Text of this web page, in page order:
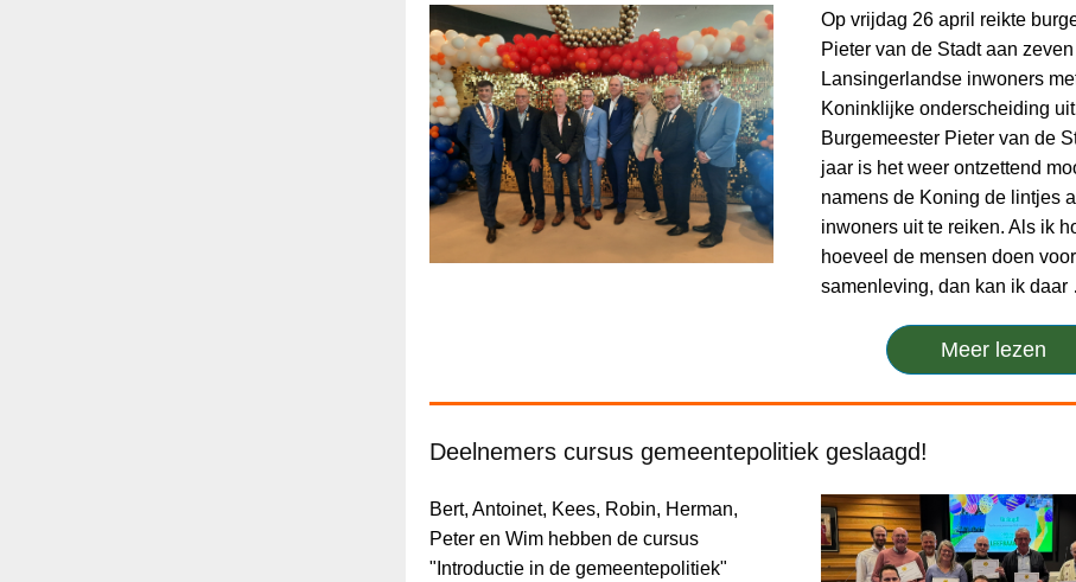
Op vrijdag 26 april reikte
Pieter van de Stadt aan zeven
Lansingerlandse inwoners
Koninklijke onderscheiding
Burgemeester Pieter van de
jaar is het weer ontzettend
namens de Koning de lintjes
inwoners uit te reiken. Als ik
hoeveel de mensen doen
samenleving, dan kan ik
Meer lezen
Deelnemers cursus gemeentepolitiek geslaagd!
Bert, Antoinet, Kees, Robin, Herman,
Peter en Wim hebben de cursus
"Introductie in de gemeentepolitiek"